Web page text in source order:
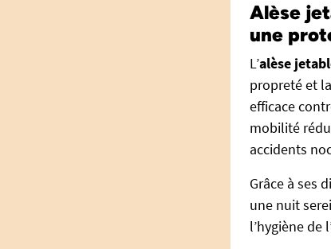
Alèse
une
L’alèse
propreté et
efficace
mobilité
accidents
Grâce à ses
une nuit
l’hygiène de